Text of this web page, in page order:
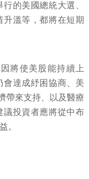
的美國總統大選、
升溫等，都將在短期
將使美股能持續上
達成紓困協商、美
帶來支持、以及醫療
議投資者應將從中布
。